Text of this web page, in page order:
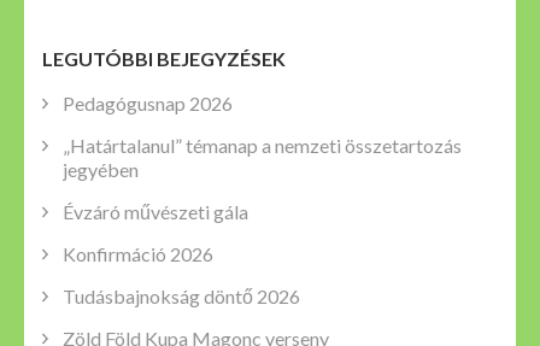
LEGUTÓBBI BEJEGYZÉSEK
Pedagógusnap 2026
„Határtalanul” témanap a nemzeti összetartozás
jegyében
Évzáró művészeti gála
Konfirmáció 2026
Tudásbajnokság döntő 2026
Zöld Föld Kupa Magonc verseny